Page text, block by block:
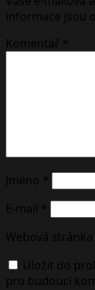
informace jsou
Komentář *
Jméno *
E-mail *
Webová stránka
Uložit do
pro budoucí